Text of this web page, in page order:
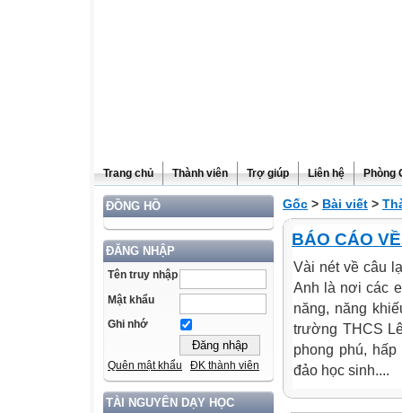
Trang chủ Thành viên Trợ giúp Liên hệ Phòng
ĐỒNG HỒ
ĐĂNG NHẬP
Tên truy nhập
Mật khẩu
Ghi nhớ
Quên mật khẩu ĐK thành viên
TÀI NGUYÊN DẠY HỌC
Gốc > Bài viết >
BÁO CÁO
Vài nét về câu
Anh là nơi các
năng, năng
trường THCS
phong phú,
đảo học sinh....